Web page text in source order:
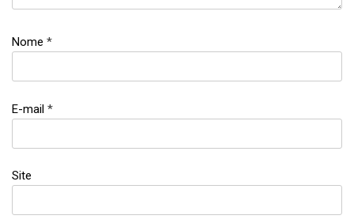
Nome *
E-mail *
Site